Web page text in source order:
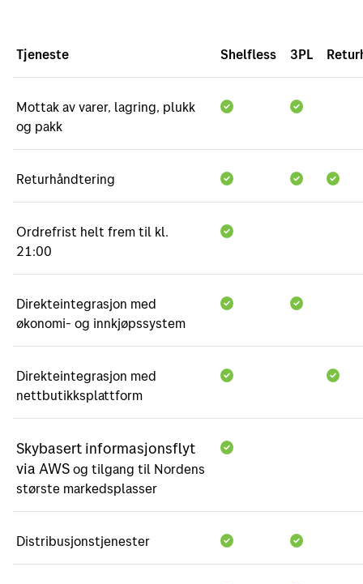
Tjeneste Shelfless 3PL
Mottak av varer, lagring, plukk
og pakk
Returhåndtering
Ordrefrist helt frem til kl.
21:00
Direkteintegrasjon med
økonomi- og innkjøpssystem
Direkteintegrasjon med
nettbutikksplattform
Skybasert informasjonsflyt
via AWS og tilgang til Nordens
største markedsplasser
Distribusjonstjenester